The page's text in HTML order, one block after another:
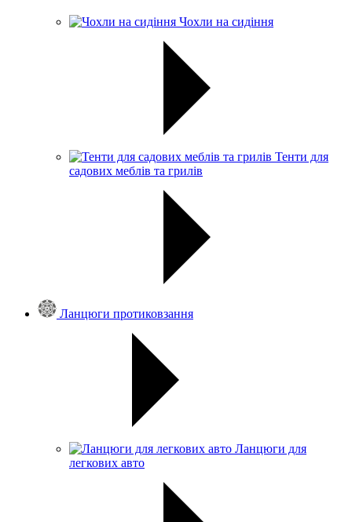
Чохли на сидіння
Тенти для
садових меблів та грилів
Ланцюги протиковзання
Ланцюги для
легкових авто